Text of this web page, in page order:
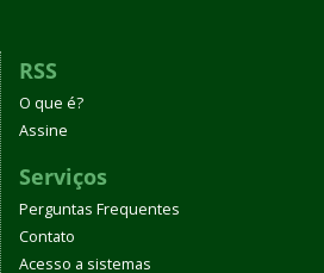
RSS
O que é?
Assine
Serviços
Perguntas Frequentes
Contato
Acesso a sistemas